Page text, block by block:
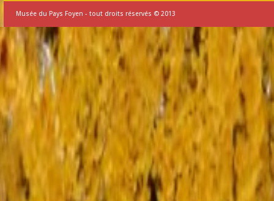
Musée du Pays Foyen - tout droits réservés © 2013